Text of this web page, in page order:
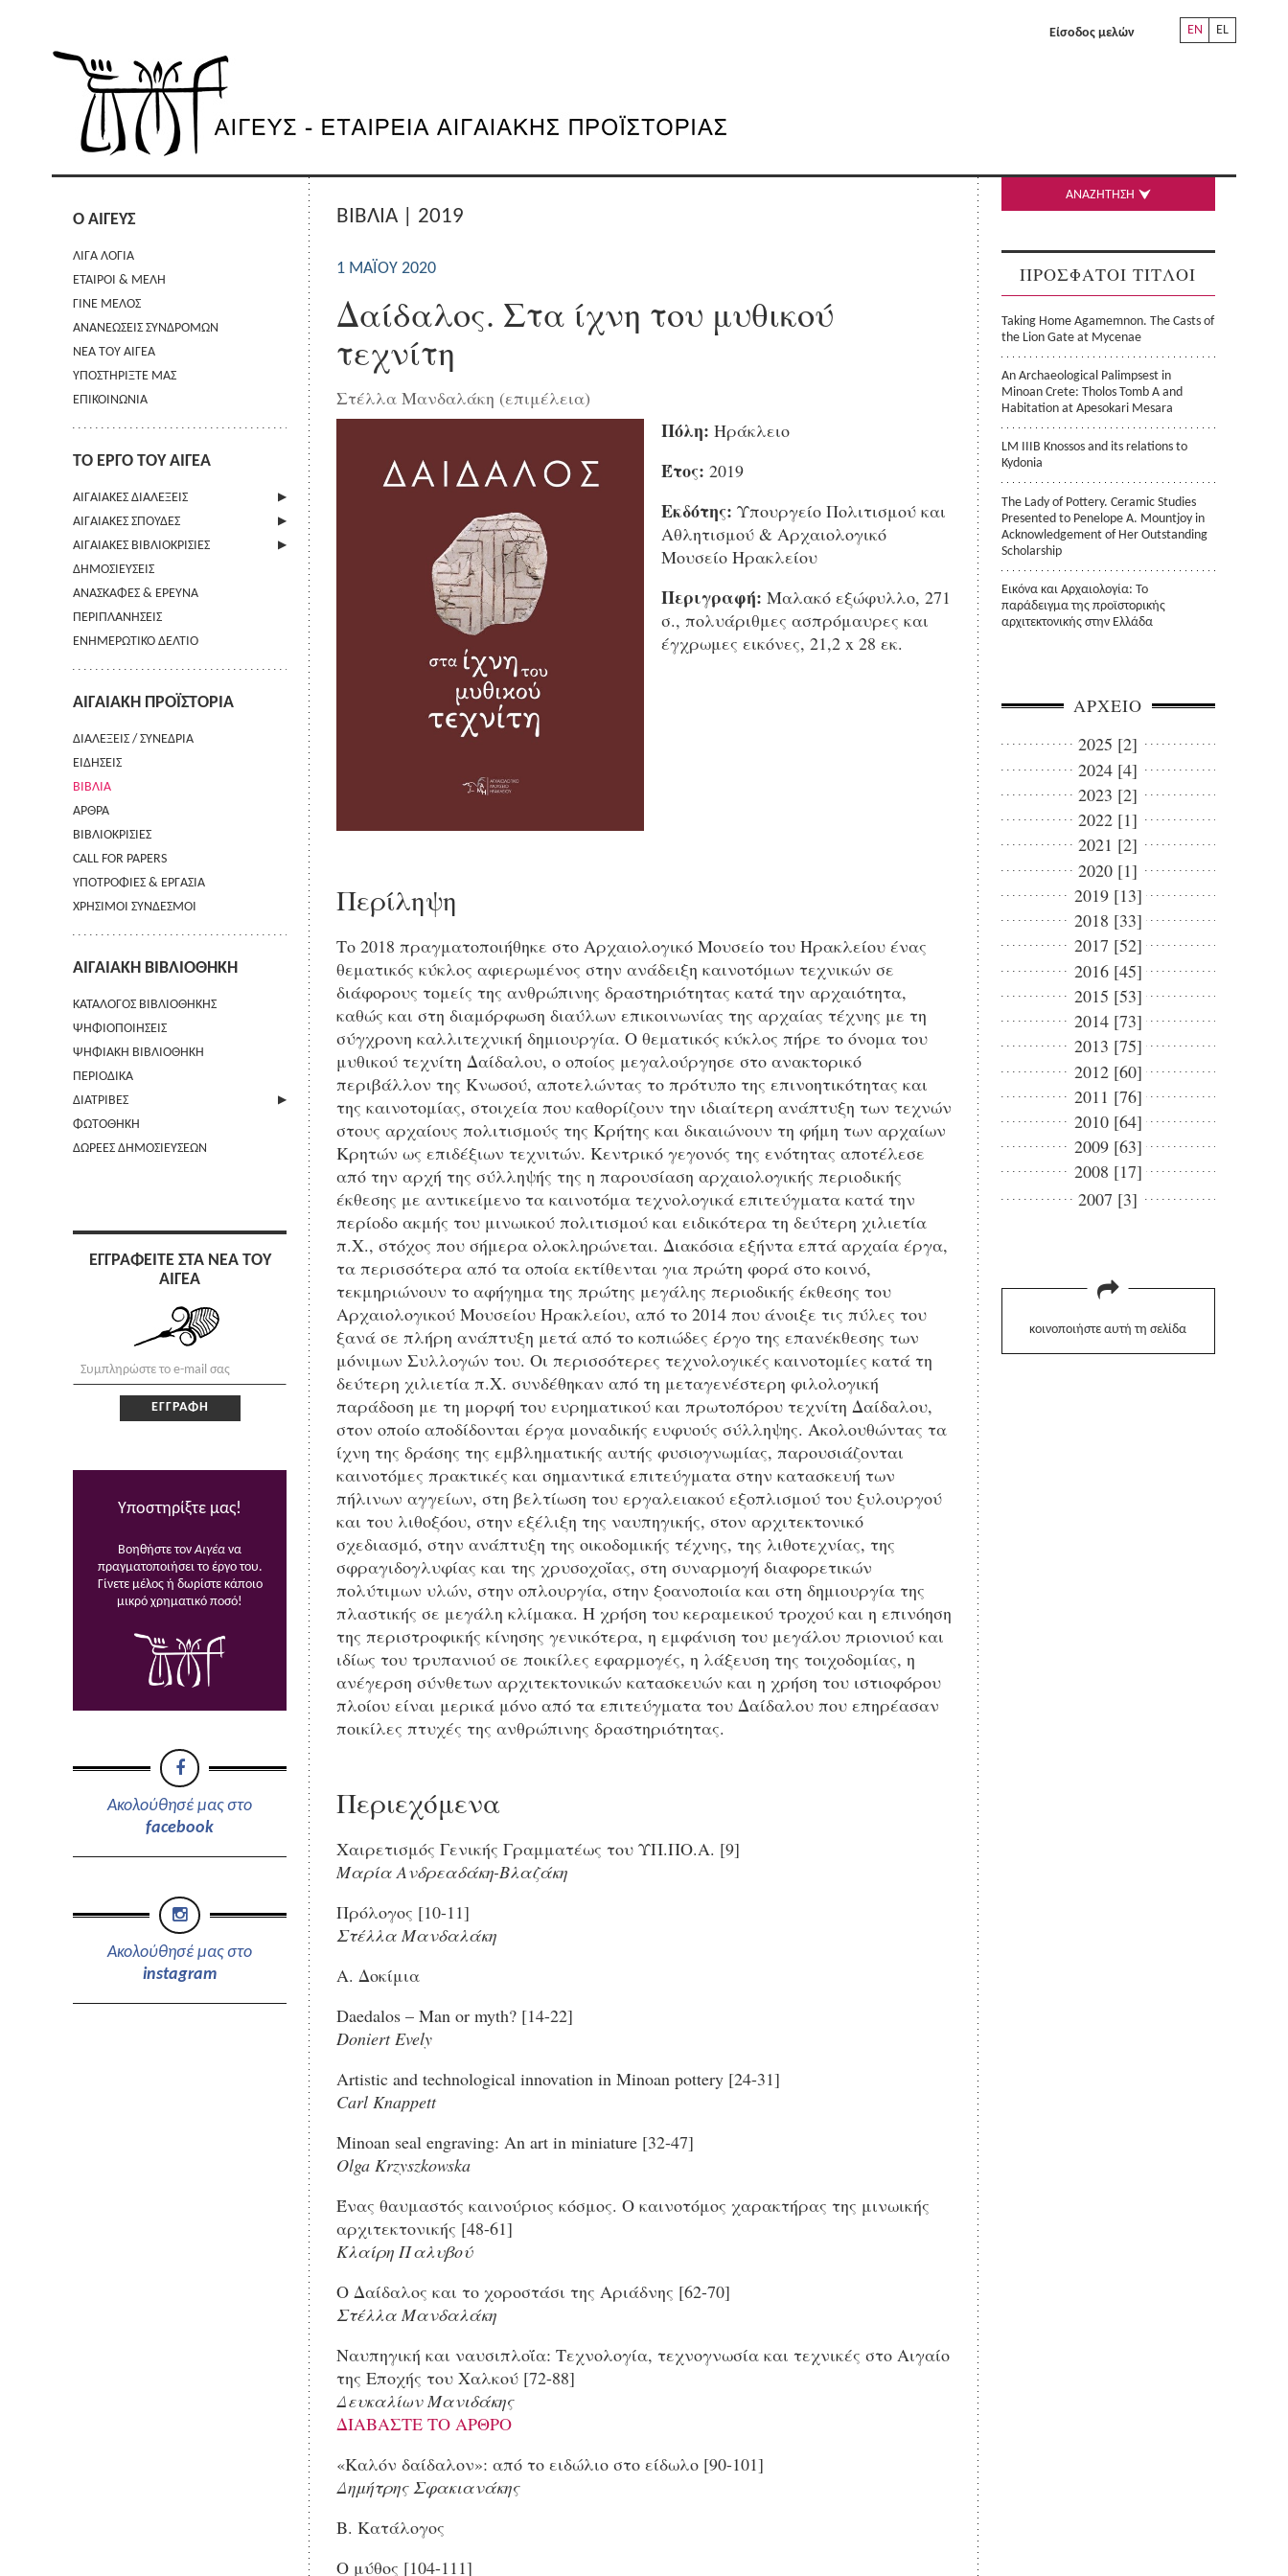
EN EL
Είσοδος μελών
Ο ΑΙΓΕΥΣ
ΛΙΓΑ ΛΟΓΙΑ
ΕΤΑΙΡΟΙ & ΜΕΛΗ
ΓΙΝΕ ΜΕΛΟΣ
ΑΝΑΝΕΩΣΕΙΣ ΣΥΝΔΡΟΜΩΝ
ΝΕΑ ΤΟΥ ΑΙΓΕΑ
ΥΠΟΣΤΗΡΙΞΤΕ ΜΑΣ
ΕΠΙΚΟΙΝΩΝΙΑ
ΤΟ ΕΡΓΟ ΤΟΥ ΑΙΓΕΑ
ΑΙΓΑΙΑΚΕΣ ΔΙΑΛΕΞΕΙΣ
ΠΛΗΡΟΦΟΡΙΕΣ
ΑΙΓΑΙΑΚΕΣ ΣΠΟΥΔΕΣ
ΠΛΗΡΟΦΟΡΙΕΣ
ΟΔΗΓΙΕΣ ΠΡΟΣ ΣΥΓΓΡΑΦΕΙΣ
ΟΡΟΙ ΧΡΗΣΗΣ
ΕΠΙΚΟΙΝΩΝΙΑ
ΑΙΓΑΙΑΚΕΣ ΒΙΒΛΙΟΚΡΙΣΙΕΣ
ΠΛΗΡΟΦΟΡΙΕΣ
ΔΗΜΟΣΙΕΥΣΕΙΣ
ΑΝΑΣΚΑΦΕΣ & ΕΡΕΥΝΑ
ΠΕΡΙΠΛΑΝΗΣΕΙΣ
ΕΝΗΜΕΡΩΤΙΚΟ ΔΕΛΤΙΟ
ΑΙΓΑΙΑΚΗ ΠΡΟΪΣΤΟΡΙΑ
ΔΙΑΛΕΞΕΙΣ / ΣΥΝΕΔΡΙΑ
ΕΙΔΗΣΕΙΣ
ΒΙΒΛΙΑ
ΑΡΘΡΑ
ΒΙΒΛΙΟΚΡΙΣΙΕΣ
CALL FOR PAPERS
ΥΠΟΤΡΟΦΙΕΣ & ΕΡΓΑΣΙΑ
ΧΡΗΣΙΜΟΙ ΣΥΝΔΕΣΜΟΙ
ΑΙΓΑΙΑΚΗ ΒΙΒΛΙΟΘΗΚΗ
ΚΑΤΑΛΟΓΟΣ ΒΙΒΛΙΟΘΗΚΗΣ
ΨΗΦΙΟΠΟΙΗΣΕΙΣ
ΨΗΦΙΑΚΗ ΒΙΒΛΙΟΘΗΚΗ
ΠΕΡΙΟΔΙΚΑ
ΔΙΑΤΡΙΒΕΣ
ΑΠΟΣΤΟΛΗ ΠΕΡΙΛΗΨΗΣ
ΦΩΤΟΘΗΚΗ
ΔΩΡΕΕΣ ΔΗΜΟΣΙΕΥΣΕΩΝ
ΕΓΓΡΑΦΕΙΤΕ ΣΤΑ ΝΕΑ ΤΟΥ
ΑΙΓΕΑ
Υποστηρίξτε μας!
Βοηθήστε τονΑιγέα να
πραγματοποιήσει το έργο του.
Γίνετε μέλος ή δωρίστε κάποιο
μικρό χρηματικό ποσό!
Ακολούθησέ μας στο
facebook
Ακολούθησέ μας στο
instagram
ΒΙΒΛΙΑ | 2019
1 ΜΑΪ́ΟΥ 2020
Δαίδαλος. Στα ίχνη του μυθικού
τεχνίτη
Στέλλα Μανδαλάκη (επιμέλεια)
Πόλη: Ηράκλειο
Έτος: 2019
Εκδότης: Υπουργείο Πολιτισμού και
Αθλητισμού & Αρχαιολογικό
Μουσείο Ηρακλείου
Περιγραφή: Μαλακό εξώφυλλο, 271
σ., πολυάριθμες ασπρόμαυρες και
έγχρωμες εικόνες, 21,2 x 28 εκ.
Περίληψη
Το 2018 πραγματοποιήθηκε στο Αρχαιολογικό Μουσείο του Ηρακλείου ένας
θεματικός κύκλος αφιερωμένος στην ανάδειξη καινοτόμων τεχνικών σε
διάφορους τομείς της ανθρώπινης δραστηριότητας κατά την αρχαιότητα,
καθώς και στη διαμόρφωση διαύλων επικοινωνίας της αρχαίας τέχνης με τη
σύγχρονη καλλιτεχνική δημιουργία. Ο θεματικός κύκλος πήρε το όνομα του
μυθικού τεχνίτη Δαίδαλου, ο οποίος μεγαλούργησε στο ανακτορικό
περιβάλλον της Κνωσού, αποτελώντας το πρότυπο της επινοητικότητας και
της καινοτομίας, στοιχεία που καθορίζουν την ιδιαίτερη ανάπτυξη των τεχνών
στους αρχαίους πολιτισμούς της Κρήτης και δικαιώνουν τη φήμη των αρχαίων
Κρητών ως επιδέξιων τεχνιτών. Κεντρικό γεγονός της ενότητας αποτέλεσε
από την αρχή της σύλληψής της η παρουσίαση αρχαιολογικής περιοδικής
έκθεσης με αντικείμενο τα καινοτόμα τεχνολογικά επιτεύγματα κατά την
περίοδο ακμής του μινωικού πολιτισμού και ειδικότερα τη δεύτερη χιλιετία
π.Χ., στόχος που σήμερα ολοκληρώνεται. Διακόσια εξήντα επτά αρχαία έργα,
τα περισσότερα από τα οποία εκτίθενται για πρώτη φορά στο κοινό,
τεκμηριώνουν το αφήγημα της πρώτης μεγάλης περιοδικής έκθεσης του
Αρχαιολογικού Μουσείου Ηρακλείου, από το 2014 που άνοιξε τις πύλες του
ξανά σε πλήρη ανάπτυξη μετά από το κοπιώδες έργο της επανέκθεσης των
μόνιμων Συλλογών του. Οι περισσότερες τεχνολογικές καινοτομίες κατά τη
δεύτερη χιλιετία π.Χ. συνδέθηκαν από τη μεταγενέστερη φιλολογική
παράδοση με τη μορφή του ευρηματικού και πρωτοπόρου τεχνίτη Δαίδαλου,
στον οποίο αποδίδονται έργα μοναδικής ευφυούς σύλληψης. Ακολουθώντας τα
ίχνη της δράσης της εμβληματικής αυτής φυσιογνωμίας, παρουσιάζονται
καινοτόμες πρακτικές και σημαντικά επιτεύγματα στην κατασκευή των
πήλινων αγγείων, στη βελτίωση του εργαλειακού εξοπλισμού του ξυλουργού
και του λιθοξόου, στην εξέλιξη της ναυπηγικής, στον αρχιτεκτονικό
σχεδιασμό, στην ανάπτυξη της οικοδομικής τέχνης, της λιθοτεχνίας, της
σφραγιδογλυφίας και της χρυσοχοΐας, στη συναρμογή διαφορετικών
πολύτιμων υλών, στην οπλουργία, στην ξοανοποιία και στη δημιουργία της
πλαστικής σε μεγάλη κλίμακα. Η χρήση του κεραμεικού τροχού και η επινόηση
της περιστροφικής κίνησης γενικότερα, η εμφάνιση του μεγάλου πριονιού και
ιδίως του τρυπανιού σε ποικίλες εφαρμογές, η λάξευση της τοιχοδομίας, η
ανέγερση σύνθετων αρχιτεκτονικών κατασκευών και η χρήση του ιστιοφόρου
πλοίου είναι μερικά μόνο από τα επιτεύγματα του Δαίδαλου που επηρέασαν
ποικίλες πτυχές της ανθρώπινης δραστηριότητας.
Περιεχόμενα
Χαιρετισμός Γενικής Γραμματέως του ΥΠ.ΠΟ.Α. [9]
Μαρία Ανδρεαδάκη-Βλαζάκη
Πρόλογος [10-11]
Στέλλα Μανδαλάκη
Α. Δοκίμια
Daedalos – Man or myth? [14-22]
Doniert Evely
Artistic and technological innovation in Minoan pottery [24-31]
Carl Knappett
Minoan seal engraving: An art in miniature [32-47]
Olga Krzyszkowska
Ένας θαυμαστός καινούριος κόσμος. Ο καινοτόμος χαρακτήρας της μινωικής
αρχιτεκτονικής [48-61]
Κλαίρη Παλυβού
Ο Δαίδαλος και το χοροστάσι της Αριάδνης [62-70]
Στέλλα Μανδαλάκη
Ναυπηγική και ναυσιπλοΐα: Τεχνολογία, τεχνογνωσία και τεχνικές στο Αιγαίο
της Εποχής του Χαλκού [72-88]
Δευκαλίων Μανιδάκης
ΔΙΑΒΑΣΤΕ ΤΟ ΑΡΘΡΟ
«Καλόν δαίδαλον»: από το ειδώλιο στο είδωλο [90-101]
Δημήτρης Σφακιανάκης
Β. Κατάλογος
Ο μύθος [104-111]
ΑΝΑΖΗΤΗΣΗ
ΠΡΟΣΦΑΤΟΙ ΤΙΤΛΟΙ
Taking Home Agamemnon. The Casts of
the Lion Gate at Mycenae
An Archaeological Palimpsest in
Minoan Crete: Tholos Tomb A and
Habitation at Apesokari Mesara
LM IIIB Knossos and its relations to
Kydonia
The Lady of Pottery. Ceramic Studies
Presented to Penelope A. Mountjoy in
Acknowledgement of Her Outstanding
Scholarship
Εικόνα και Αρχαιολογία: Το
παράδειγμα της προϊστορικής
αρχιτεκτονικής στην Ελλάδα
ΑΡΧΕΙΟ
2025 [2]
2024 [4]
2023 [2]
2022 [1]
2021 [2]
2020 [1]
2019 [13]
2018 [33]
2017 [52]
2016 [45]
2015 [53]
2014 [73]
2013 [75]
2012 [60]
2011 [76]
2010 [64]
2009 [63]
2008 [17]
2007 [3]
κοινοποιήστε αυτή τη σελίδα